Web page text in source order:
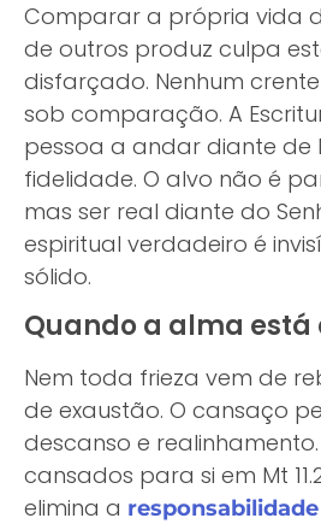
Comparar a própria vida
de outros produz culpa
disfarçado. Nenhum
sob comparação. A
pessoa a andar diante de
fidelidade. O alvo não é
mas ser real diante do
espiritual verdadeiro é
sólido.
Quando a alma
Nem toda frieza vem de
de exaustão. O cansaço
descanso e
cansados para si em Mt
elimina a responsabilidade